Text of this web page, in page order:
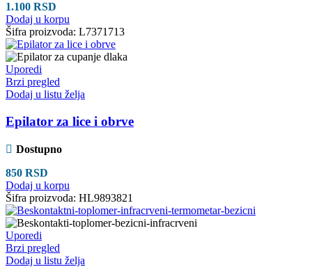
1.100 RSD
Dodaj u korpu
Šifra proizvoda: L7371713
Uporedi
Brzi pregled
Dodaj u listu želja
Epilator za lice i obrve
Dostupno
850 RSD
Dodaj u korpu
Šifra proizvoda: HL9893821
Uporedi
Brzi pregled
Dodaj u listu želja